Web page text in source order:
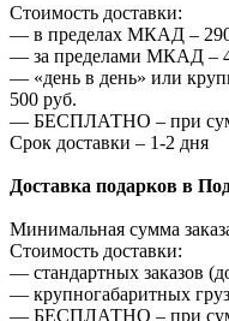
Стоимость доставки:
— в пределах МКАД –
— за пределами МКАД –
— «день в день» или
500 руб.
— БЕСПЛАТНО – при
Срок доставки – 1-2 дня
Доставка подарков в
Минимальная сумма
Стоимость доставки:
— стандартных заказов
— крупногабаритных
— БЕСПЛАТНО – при